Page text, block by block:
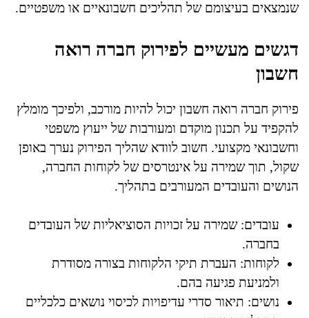
שנמצאים בעיצומם של תהליכים חשבונאיים או משפטיים.
דגשים מעשיים לפירוק חברה רואה
חשבון
פירוק חברה רואה חשבון יכול להיות מורכב, ולפיכך מומלץ
להקפיד על תכנון מוקדם ומעורבות של ייעוץ משפטי
וחשבונאי מקצועי. חשוב לוודא שהליך הפירוק נערך באופן
שקול, תוך שמירה על אינטרסים של לקוחות החברה,
הנושים והעובדים המעורבים בתהליך.
עובדים: שמירה על זכויות הסוציאליות של העובדים
בחברה.
לקוחות: העברת תיקי הלקוחות בצורה מסודרת
ולמניעת פגיעה בהם.
נושים: תיאור סדרי עדיפויות לכיסוי נושאים כלכליים